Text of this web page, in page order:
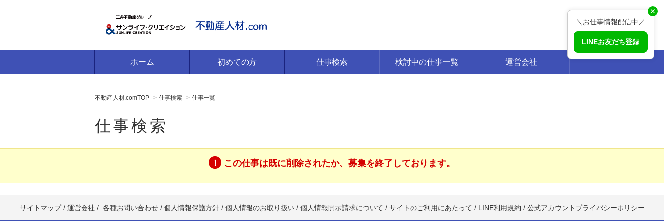
ホーム 初めての方 仕事検索 検討中の仕事一覧 運営会社
不動産人材.comTOP 仕事検索 仕事一覧
仕事検索
この仕事は既に削除されたか、募集を終了しております。
サイトマップ/ 運営会社 / 各種お問い合わせ/ 個人情報保護方針/ 個人情報のお取り扱い / 個人情報開示請求について / サイトのご利用にあたって / LINE利用規約 / 公式アカウントプライバシーポリシー
✕
＼お仕事情報配信中／
LINEお友だち登録